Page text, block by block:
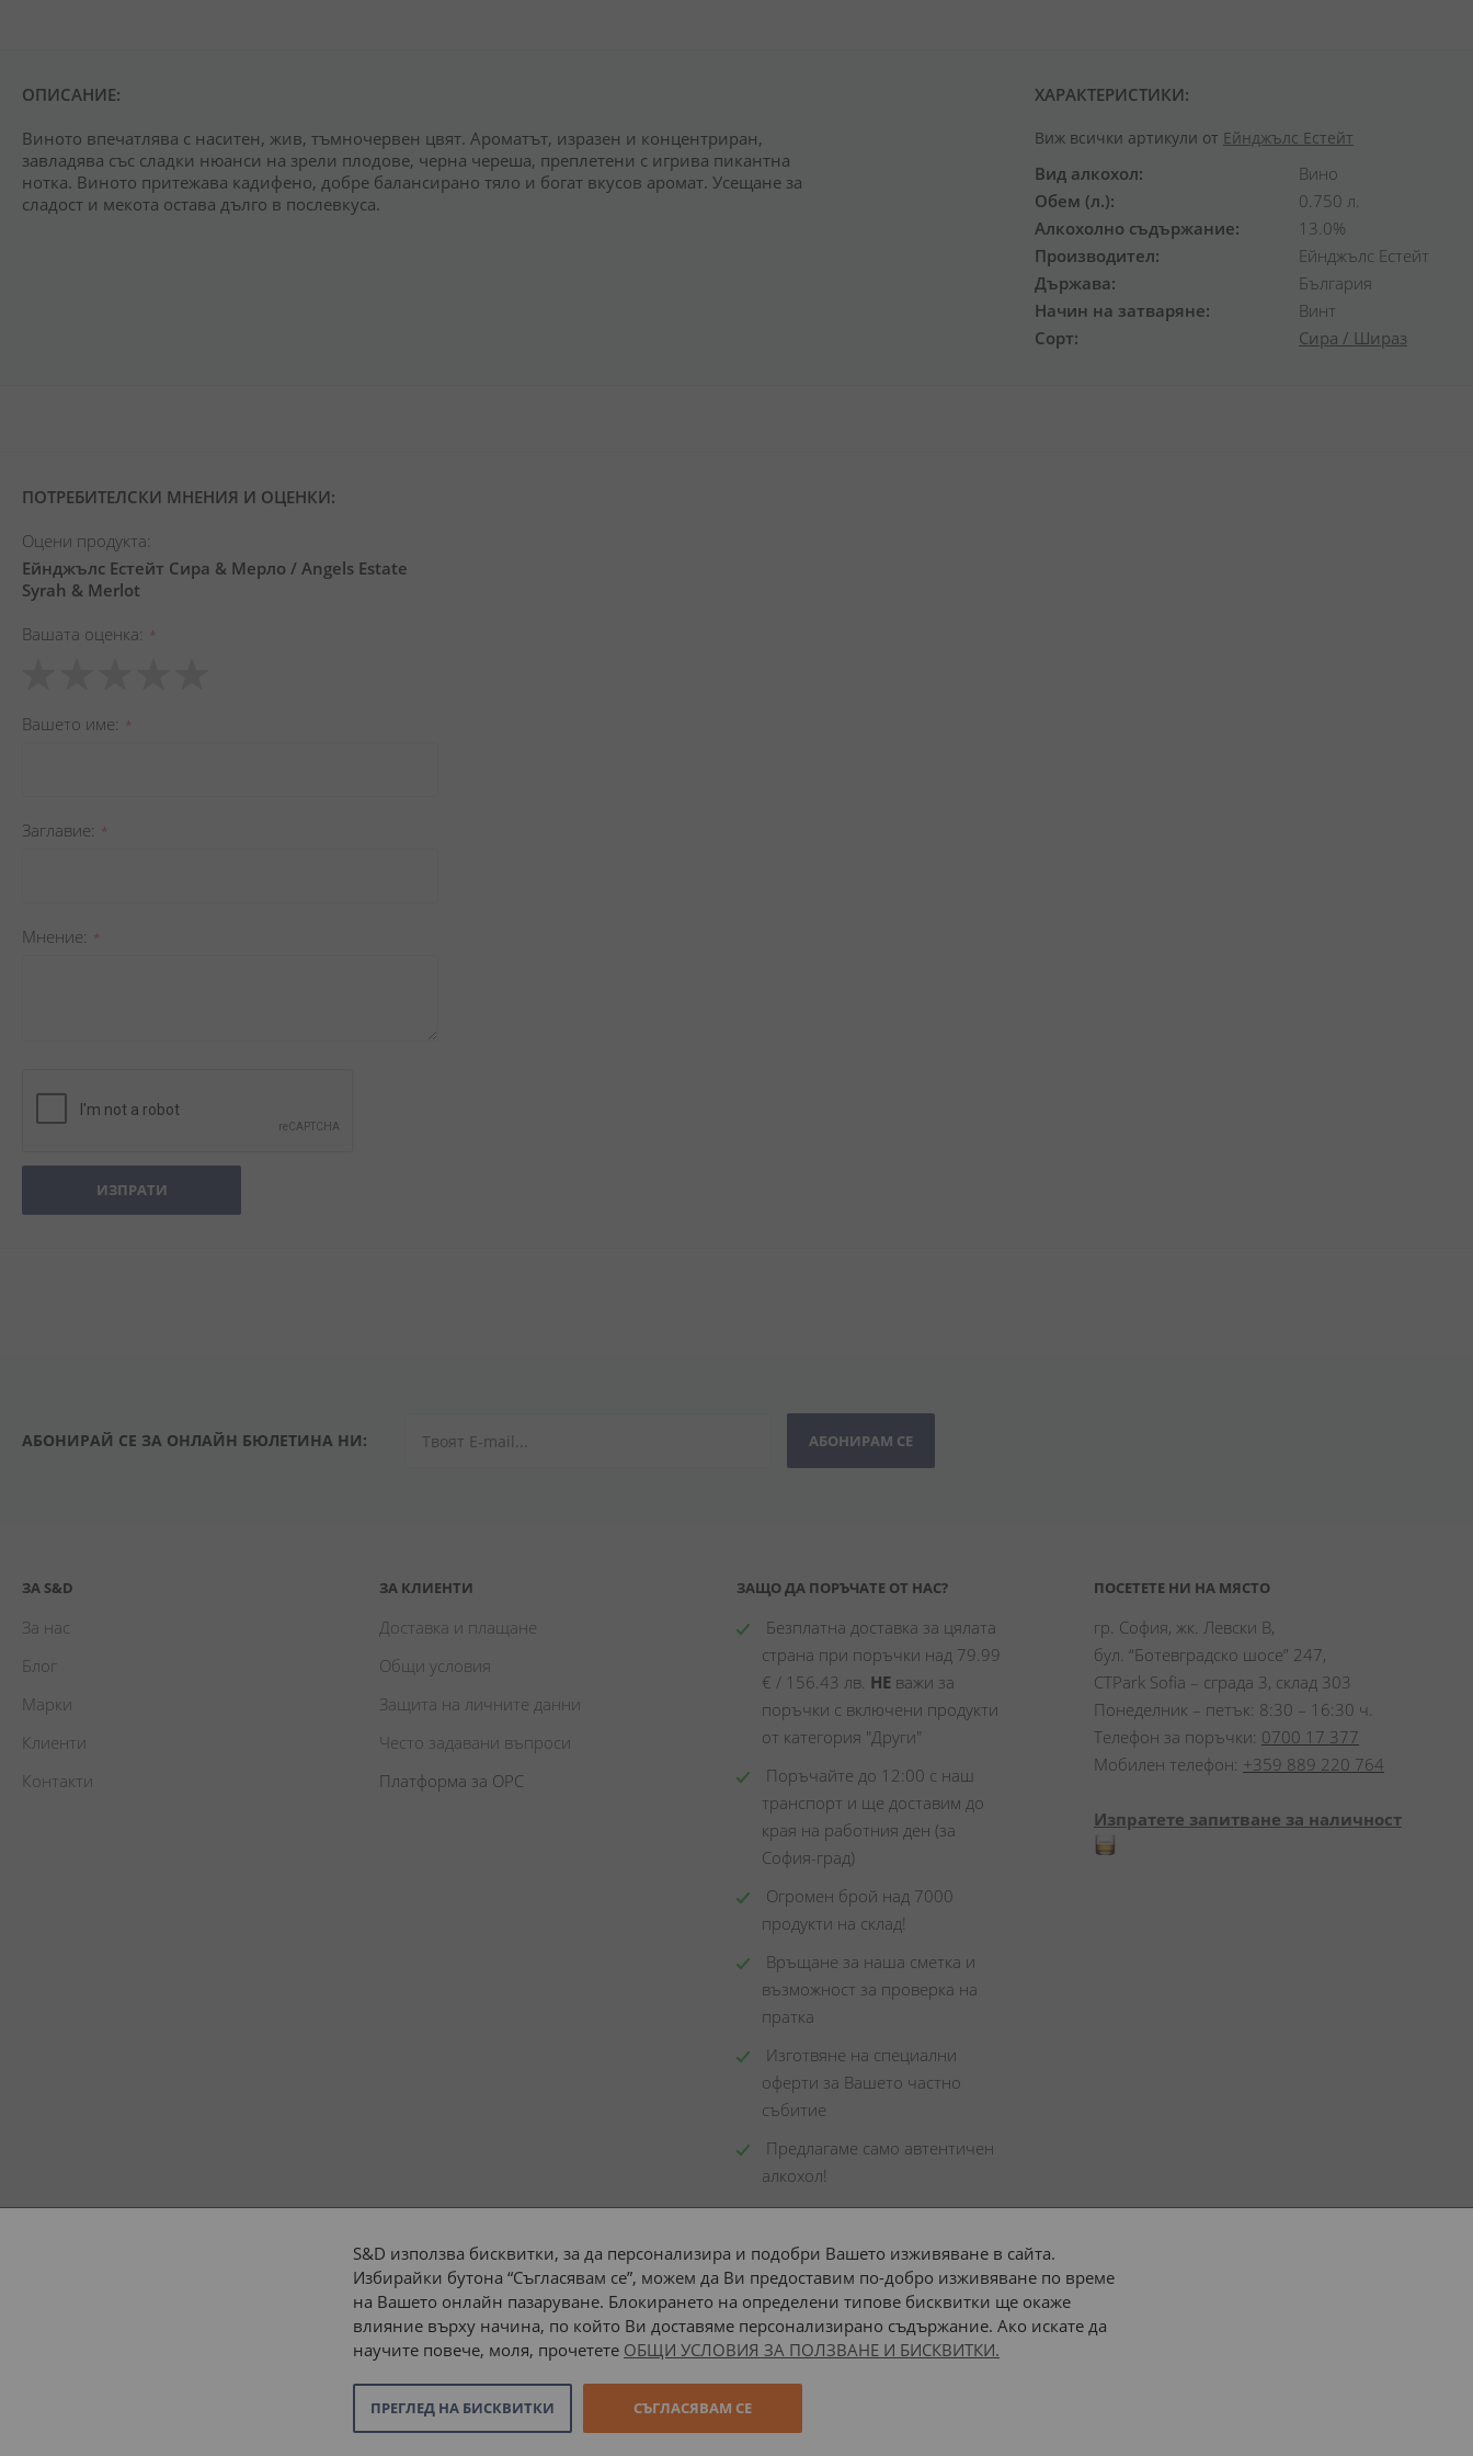
ХАРАКТЕРИСТИКИ:
Виж всички артикули от Ейнджълс Естейт
Вид алкохол
Вино
Обем (л.)
0.750 л.
Алкохолно съдържание
13.0%
Производител
Ейнджълс Естейт
Държава
България
Начин на затваряне
Винт
Сорт
Сира / Шираз
ОПИСАНИЕ:
Виното впечатлява с наситен, жив, тъмночервен цвят. Ароматът, изразен и концентриран,
завладява със сладки нюанси на зрели плодове, черна череша, преплетени с игрива пикантна
нотка. Виното притежава кадифено, добре балансирано тяло и богат вкусов аромат. Усещане за
сладост и мекота остава дълго в послевкуса.
ПОТРЕБИТЕЛСКИ МНЕНИЯ И ОЦЕНКИ:
Оцени продукта:
Ейнджълс Естейт Сира & Мерло / Angels Estate
Syrah & Merlot
Вашата оценка
star
stars
stars
stars
stars
Вашето име
Заглавиe
Мнение
ИЗПРАТИ
АБОНИРАЙ СЕ ЗА ОНЛАЙН БЮЛЕТИНА НИ: АБОНИРАМ СЕ
ЗА S&D
За нас
Блог
Марки
Клиенти
Контакти
ЗА КЛИЕНТИ
Доставка и плащане
Общи условия
Защита на личните данни
Често задавани въпроси
Платформа за ОРС
ЗАЩО ДА ПОРЪЧАТЕ ОТ НАС?
Безплатна доставка за цялата
страна при поръчки над 79.99
€ / 156.43 лв. НЕ важи за
поръчки с включени продукти
от категория "Други"
Поръчайте до 12:00 с наш
транспорт и ще доставим до
края на работния ден (за
София-град)
Огромен брой над 7000
продукти на склад!
Връщане за наша сметка и
възможност за проверка на
пратка
Изготвяне на специални
оферти за Вашето частно
събитие
Предлагаме само автентичен
алкохол!
ПОСЕТЕТЕ НИ НА МЯСТО
гр. София, жк. Левски В,
бул. “Ботевградско шосе” 247,
CTPark Sofia – сграда 3, склад 303
Понеделник – петък: 8:30 – 16:30 ч.
Телефон за поръчки: 0700 17 377
Мобилен телефон: +359 889 220 764
Изпратете запитване за наличност
Доставка до адрес с: или наш транспорт
© 2026 “С и Д Комерсиал” ООД. Всички права запазени. Онлайн магазин от
S&D използва бисквитки, за да персонализира и подобри Вашето изживяване в сайта.
Избирайки бутона “Съгласявам се”, можем да Ви предоставим по-добро изживяване по време
на Вашето онлайн пазаруване. Блокирането на определени типове бисквитки ще окаже
влияние върху начина, по който Ви доставяме персонализирано съдържание. Ако искате да
научите повече, моля, прочетете ОБЩИ УСЛОВИЯ ЗА ПОЛЗВАНЕ И БИСКВИТКИ.
СЪГЛАСЯВАМ СЕ
ПРЕГЛЕД НА БИСКВИТКИ